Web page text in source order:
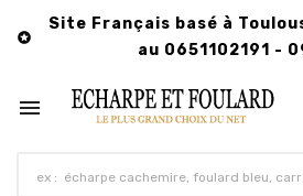

Site Français basé à
au 0651102191 -
